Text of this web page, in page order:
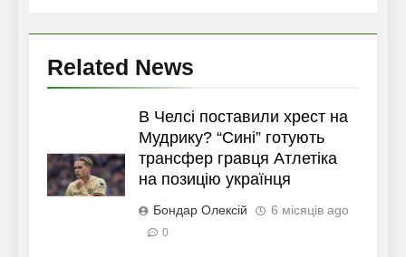
Related News
В Челсі поставили хрест на
Мудрику? “Сині” готують
трансфер гравця Атлетіка
на позицію українця
Бондар Олексій 6 місяців ago
0